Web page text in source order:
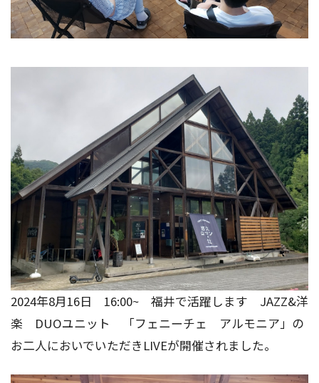
2024年8月16日 16:00~ 福井で活躍します JAZZ&洋
楽 DUOユニット 「フェニーチェ アルモニア」の
お二人においでいただきLIVEが開催されました。